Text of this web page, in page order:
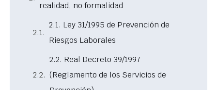
realidad, no formalidad
2.1. Ley 31/1995 de Prevención de
Riesgos Laborales
2.2. Real Decreto 39/1997
(Reglamento de los Servicios de